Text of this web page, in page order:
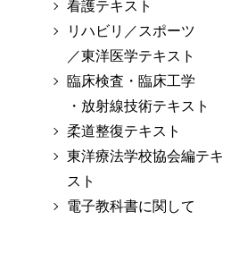
看護テキスト
リハビリ／スポーツ
／東洋医学テキスト
臨床検査・臨床工学
・放射線技術テキスト
柔道整復テキスト
東洋療法学校協会編テキ
スト
電子教科書に関して